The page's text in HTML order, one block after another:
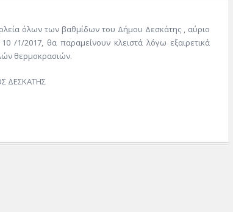
όλων των βαθμίδων του Δήμου Δεσκάτης , αύριο
10 /1/2017, θα παραμείνουν κλειστά λόγω εξαιρετικά
θερμοκρασιών.
ΔΕΣΚΑΤΗΣ